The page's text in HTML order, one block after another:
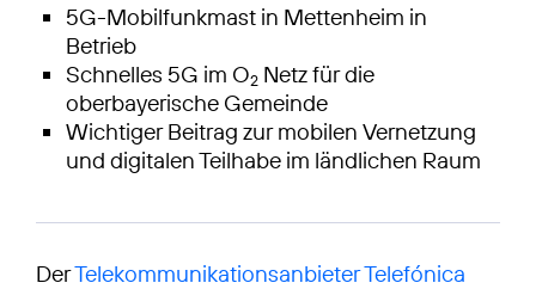
5G-Mobilfunkmast in Mettenheim in
Betrieb
Schnelles 5G im O2 Netz für die
oberbayerische Gemeinde
Wichtiger Beitrag zur mobilen Vernetzung
und digitalen Teilhabe im ländlichen Raum
DerTelekommunikationsanbieter Telefónica